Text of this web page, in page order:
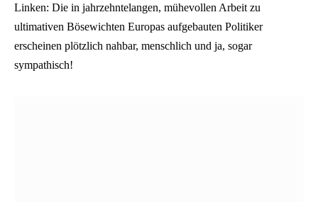
Linken: Die in jahrzehntelangen, mühevollen Arbeit zu
ultimativen Bösewichten Europas aufgebauten Politiker
erscheinen plötzlich nahbar, menschlich und ja, sogar
sympathisch!